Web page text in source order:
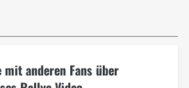
anderen Fans über